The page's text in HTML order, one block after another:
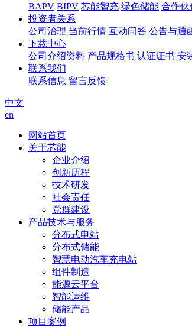
BAPV BIPV 芯能智充 绿色储能 合作伙
投资者关系
公司治理 当前行情 互动问答 公告与通
下载中心
公司介绍资料 产品规格书 认证证书 安
联系我们
联系信息 留言反馈
中文
en
网站首页
关于芯能
企业介绍
创新历程
技术研发
社会责任
党群建设
产品技术与服务
分布式电站
分布式储能
智慧电动汽车充电站
组件制造
能源云平台
智能运维
储能产品
项目案例